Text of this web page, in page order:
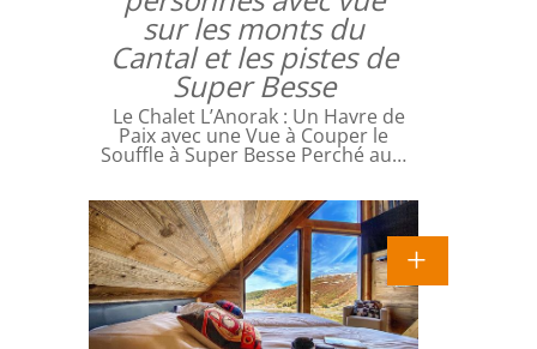
sur les monts du
Cantal et les pistes de
Super Besse
Le Chalet L’Anorak : Un Havre de
Paix avec une Vue à Couper le
Souffle à Super Besse Perché au…